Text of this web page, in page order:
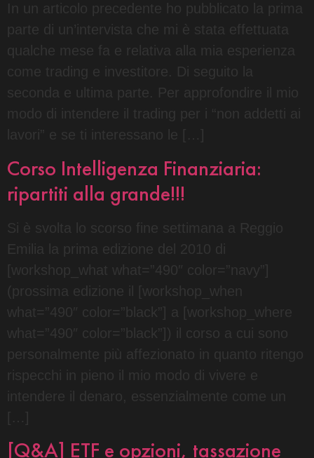
In un articolo precedente ho pubblicato la prima
parte di un’intervista che mi è stata effettuata
qualche mese fa e relativa alla mia esperienza
come trading e investitore. Di seguito la
seconda e ultima parte. Per approfondire il mio
modo di intendere il trading per i “non addetti ai
lavori” e se ti interessano le […]
Corso Intelligenza Finanziaria:
ripartiti alla grande!!!
Si è svolta lo scorso fine settimana a Reggio
Emilia la prima edizione del 2010 di
[workshop_what what=”490″ color=”navy”]
(prossima edizione il [workshop_when
what=”490″ color=”black”] a [workshop_where
what=”490″ color=”black”]) il corso a cui sono
personalmente più affezionato in quanto ritengo
rispecchi in pieno il mio modo di vivere e
intendere il denaro, essenzialmente come un
[Q&A] ETF e opzioni, tassazione